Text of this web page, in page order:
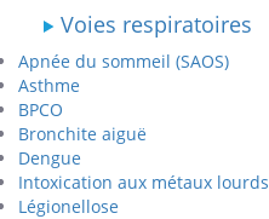
Voies respiratoires
Apnée du sommeil (SAOS)
Asthme
BPCO
Bronchite aiguë
Dengue
Intoxication aux métaux lourds
Légionellose